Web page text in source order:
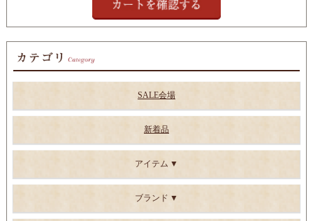
SALE会場
新着品
アイテム
ブランド